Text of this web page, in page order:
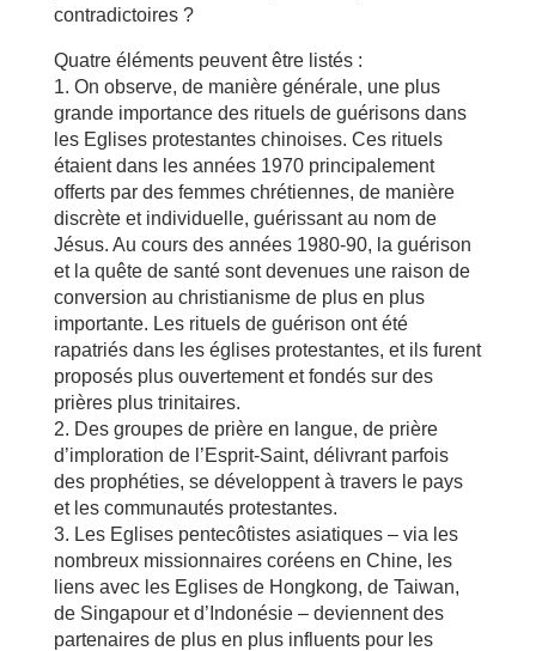
contradictoires ?
Quatre éléments peuvent être listés :
1. On observe, de manière générale, une plus
grande importance des rituels de guérisons dans
les Eglises protestantes chinoises. Ces rituels
étaient dans les années 1970 principalement
offerts par des femmes chrétiennes, de manière
discrète et individuelle, guérissant au nom de
Jésus. Au cours des années 1980-90, la guérison
et la quête de santé sont devenues une raison de
conversion au christianisme de plus en plus
importante. Les rituels de guérison ont été
rapatriés dans les églises protestantes, et ils furent
proposés plus ouvertement et fondés sur des
prières plus trinitaires.
2. Des groupes de prière en langue, de prière
d’imploration de l’Esprit-Saint, délivrant parfois
des prophéties, se développent à travers le pays
et les communautés protestantes.
3. Les Eglises pentecôtistes asiatiques – via les
nombreux missionnaires coréens en Chine, les
liens avec les Eglises de Hongkong, de Taiwan,
de Singapour et d’Indonésie – deviennent des
partenaires de plus en plus influents pour les